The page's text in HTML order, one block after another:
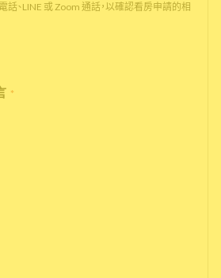
、LINE 或 Zoom 通話，以確認看房申請的相
*